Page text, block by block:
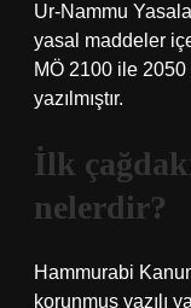
Ur-Nammu
yasal maddeler
MÖ 2100 ile 2050
yazılmıştır.
İlk
nelerdir?
Hammurabi
korunmuş yazılı